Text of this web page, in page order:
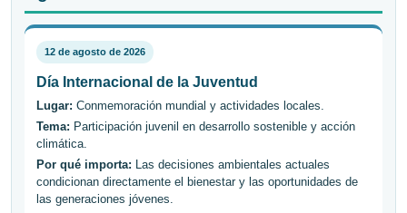
12 de agosto de 2026
Día Internacional de la Juventud
Lugar: Conmemoración mundial y actividades locales.
Tema: Participación juvenil en desarrollo sostenible y acción
climática.
Por qué importa: Las decisiones ambientales actuales
condicionan directamente el bienestar y las oportunidades de
las generaciones jóvenes.